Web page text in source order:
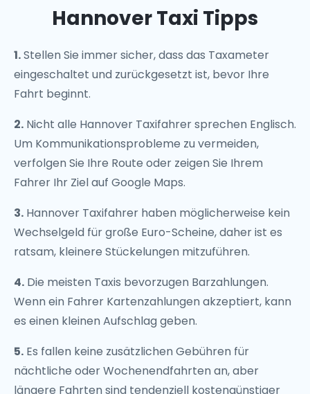
Hannover Taxi Tipps
1.Stellen Sie immer sicher, dass das Taxameter
eingeschaltet und zurückgesetzt ist, bevor Ihre
Fahrt beginnt.
2. Nicht alle Hannover Taxifahrer sprechen Englisch.
Um Kommunikationsprobleme zu vermeiden,
verfolgen Sie Ihre Route oder zeigen Sie Ihrem
Fahrer Ihr Ziel auf Google Maps.
3. Hannover Taxifahrer haben möglicherweise kein
Wechselgeld für große Euro-Scheine, daher ist es
ratsam, kleinere Stückelungen mitzuführen.
4. Die meisten Taxis bevorzugen Barzahlungen.
Wenn ein Fahrer Kartenzahlungen akzeptiert, kann
es einen kleinen Aufschlag geben.
5. Es fallen keine zusätzlichen Gebühren für
nächtliche oder Wochenendfahrten an, aber
längere Fahrten sind tendenziell kostengünstiger